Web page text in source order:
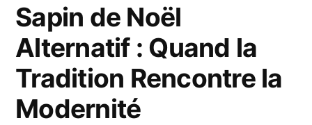
Sapin de Noël
Alternatif : Quand la
Tradition Rencontre la
Modernité